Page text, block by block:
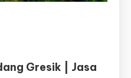
Gresik | Jasa